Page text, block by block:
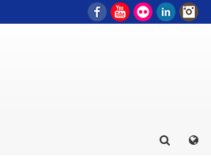
FacebookYouTube
Flickr LinkedIn